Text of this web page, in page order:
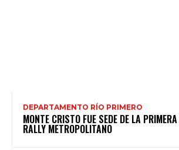
DEPARTAMENTO RÍO PRIMERO
MONTE CRISTO FUE SEDE DE LA
RALLY METROPOLITANO